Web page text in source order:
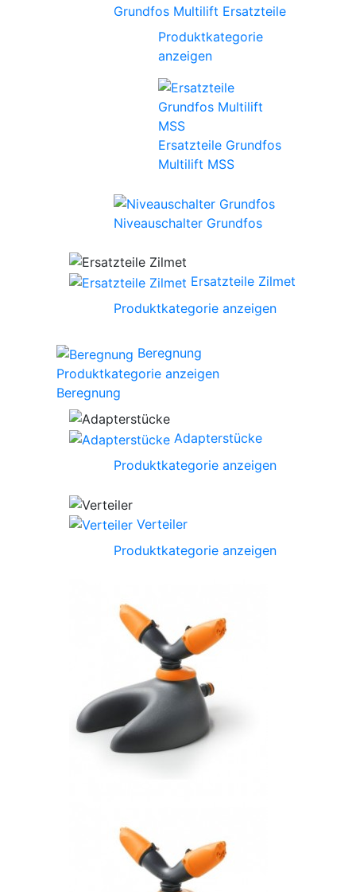
Grundfos Multilift Ersatzteile
Produktkategorie
anzeigen
Ersatzteile Grundfos
Multilift MSS
Niveauschalter Grundfos
Ersatzteile Zilmet
Produktkategorie anzeigen
Beregnung
Produktkategorie anzeigen
Beregnung
Adapterstücke
Produktkategorie anzeigen
Verteiler
Produktkategorie anzeigen